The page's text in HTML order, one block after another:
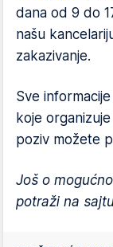
dana od 9 do
našu
zakazivanje.
Sve
koje
poziv možete
Još o
potraži na